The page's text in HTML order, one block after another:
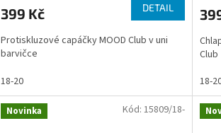
399 Kč DETAIL
Protiskluzové capáčky MOOD Club v uni
barvičce
18-20
Club
18-
Novinka Kód: 15809/18-